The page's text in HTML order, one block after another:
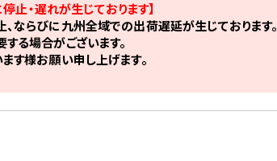
止・遅れが生じております】
ならびに九州全域での出荷遅延が生じております。
る場合がございます。
す様お願い申し上げます。